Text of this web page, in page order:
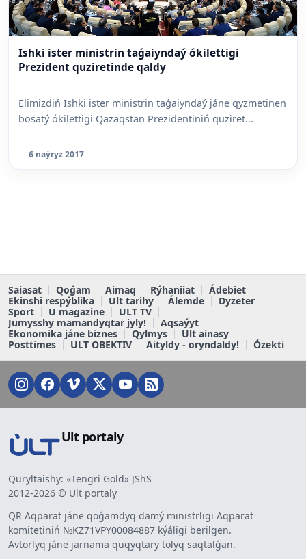
Ishki ister ministrin taǵaiyndaý ókilettigi
Prezident quziretinde qaldy
Elimizdiń Ishki ister ministrin taǵaiyndaý jáne qyzmetinen
bosatý ókilettigi Qazaqstan Prezidentiniń quziret...
6 naýryz 2017
Saiasat Qoǵam Aimaq Rýhaniiat
Ádebiet
Ekinshi respýblika
Ult tarihy Álemde
Dyzeter
Sport
U magazine
ULT TV
Jumysshy mamandyqtar jyly!
Aqsaýyt
Ekonomika jáne biznes
Qylmys
Ult ainasy
Posttimes
ULT OBEKTIV Aityldy - oryndaldy! Ózekti
Ult portaly
Quryltaishy: «Tengri Gold» JShS
2012-2026 © Ult portaly
QR Aqparat jáne qoǵamdyq damý ministrligi Aqparat
komitetiniń №KZ71VPY00084887 kýáligi berilgen.
Avtorlyq jáne jarnama quqyqtary tolyq saqtalǵan.